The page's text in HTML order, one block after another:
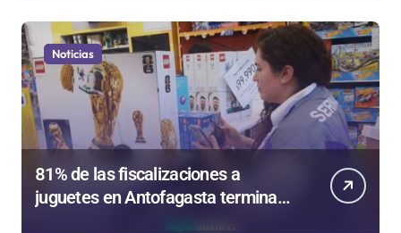
Noticias
81% de las fiscalizaciones a
juguetes en Antofagasta termina
en sumarios sanitarios